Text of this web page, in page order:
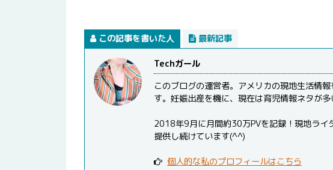
この記事を書いた人 最新記事
Techガール
このブログの運営者。アメリカの現地生活情
す。妊娠出産を機に、現在は育児情報ネタが多
2018年9月に月間約30万PVを記録！現地ライ
提供し続けています(^^)
個人的な私のプロフィールはこちら